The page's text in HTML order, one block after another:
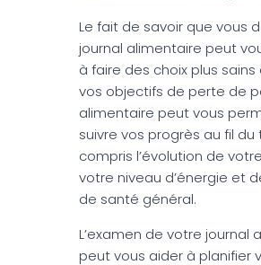
Le fait de savoir que vous
journal alimentaire peut
à faire des choix plus
vos objectifs de perte de
alimentaire peut vous
suivre vos progrès au fil du
compris l’évolution de
votre niveau d’énergie et
de santé général.
L’examen de votre journal
peut vous aider à planifier